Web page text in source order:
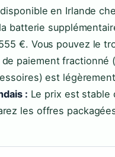
en Irlande
batterie
€. Vous pouvez le
paiement fractionné
est
: Le prix est stable
les offres